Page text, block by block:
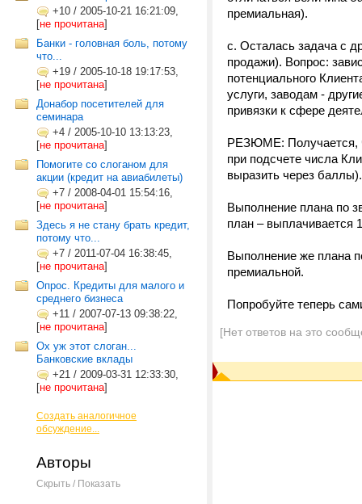
+10 / 2005-10-21 16:21:09,
[не прочитана]
Банки - головная боль, потому
что...
+19 / 2005-10-18 19:17:53,
[не прочитана]
Донабор посетителей для
семинара
+4 / 2005-10-10 13:13:23,
[не прочитана]
Помогите со слоганом для
акции (кредит на авиабилеты)
+7 / 2008-04-01 15:54:16,
[не прочитана]
Здесь я не стану брать кредит,
потому что...
+7 / 2011-07-04 16:38:45,
[не прочитана]
Опрос. Кредиты для малого и
среднего бизнеса
+11 / 2007-07-13 09:38:22,
[не прочитана]
Ох уж этот слоган...
Банковские вклады
+21 / 2009-03-31 12:33:30,
[не прочитана]
Создать аналогичное
обсуждение...
Авторы
Скрыть / Показать
премиальная).
c. Осталась задача с
продажи). Вопрос:
потенциального
услуги, заводам -
привязки к сфере
РЕЗЮМЕ: Получается,
при подсчете числа
выразить через
Выполнение плана по
план – выплачивается
Выполнение же плана
премиальной.
Попробуйте теперь
[Нет ответов на это